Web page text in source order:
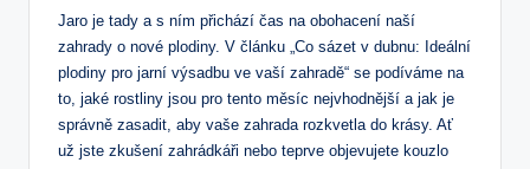
Jaro je tady a s ním přichází čas na obohacení naší
zahrady o nové plodiny. V článku „Co sázet v dubnu: Ideální
plodiny pro jarní výsadbu ve vaší zahradě“ se podíváme na
to, jaké rostliny jsou pro tento měsíc nejvhodnější a jak je
správně zasadit, aby vaše zahrada rozkvetla do krásy. Ať
už jste zkušení zahrádkáři nebo teprve objevujete kouzlo